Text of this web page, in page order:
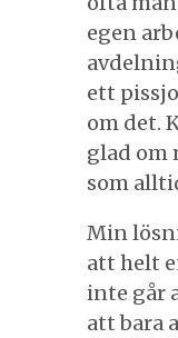
egen
ett
om det.
glad om
som
Min
att helt
inte går
att bara